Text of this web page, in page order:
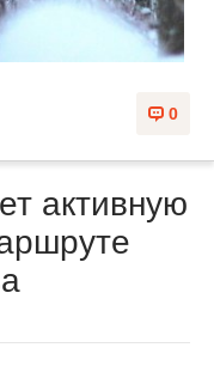
0
активную